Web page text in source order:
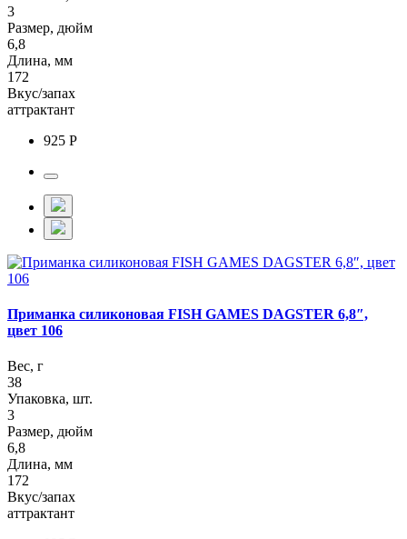
3
Размер, дюйм
6,8
Длина, мм
172
Вкус/запах
аттрактант
925 Р
Приманка силиконовая FISH GAMES DAGSTER 6,8″,
цвет 106
Вес, г
38
Упаковка, шт.
3
Размер, дюйм
6,8
Длина, мм
172
Вкус/запах
аттрактант